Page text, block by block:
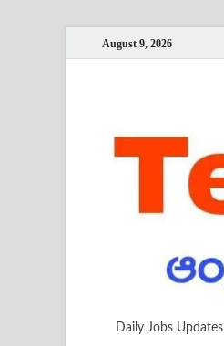
August 9, 2026
Daily Jobs Updates